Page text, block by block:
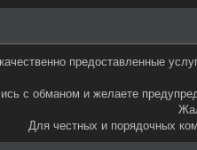
предоставленные
с обманом и желаете
Для честных и порядочных